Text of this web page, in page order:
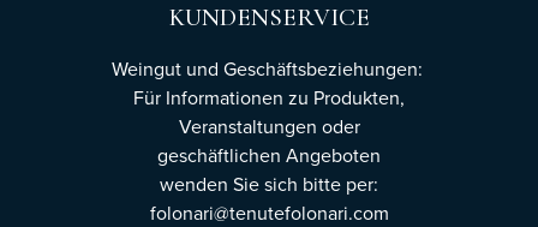
KUNDENSERVICE
Weingut und Geschäftsbeziehungen:
Für Informationen zu Produkten,
Veranstaltungen oder
geschäftlichen Angeboten
wenden Sie sich bitte per:
folonari@tenutefolonari.com